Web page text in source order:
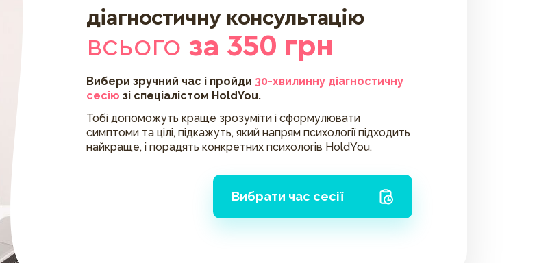
діагностичну консультацію
всього за 350 грн
Вибери зручний час і пройди 30-хвилинну діагностичну
сесію зі спеціалістом HoldYou.
Тобі допоможуть краще зрозуміти і сформулювати
симптоми та цілі, підкажуть, який напрям психології підходить
найкраще, і порадять конкретних психологів HoldYou.
Вибрати час сесії